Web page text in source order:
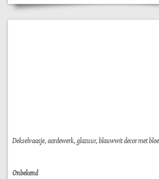
Dekselvaasje, aardewerk, glazuur, blauwwit decor met
Onbekend